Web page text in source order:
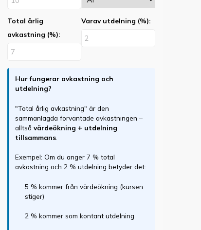
Total årlig
avkastning (%):
Varav utdelning (%):
Hur fungerar avkastning och
utdelning?
"Total årlig avkastning" är den
sammanlagda förväntade avkastningen –
alltså värdeökning + utdelning
tillsammans.
Exempel: Om du anger 7 % total
avkastning och 2 % utdelning betyder det:
5 % kommer från värdeökning (kursen
stiger)
2 % kommer som kontant utdelning